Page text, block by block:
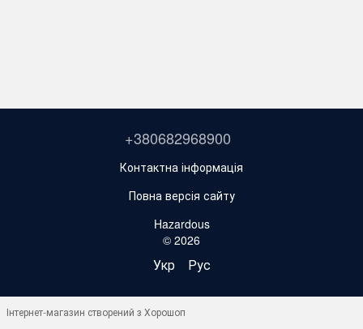
+380682968900
Контактна інформація
Повна версія сайту
Hazardous
© 2026
Укр Рус
Інтернет-магазин створений з Хорошоп